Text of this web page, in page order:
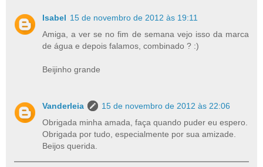
Isabel 15 de novembro de 2012 às 19:11
Amiga, a ver se no fim de semana vejo isso da marca
de água e depois falamos, combinado ? :)
Beijinho grande
Vanderleia
15 de novembro de 2012 às 22:06
Obrigada minha amada, faça quando puder eu espero.
Obrigada por tudo, especialmente por sua amizade.
Beijos querida.